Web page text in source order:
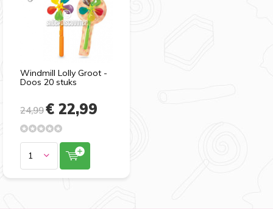
Windmill Lolly Groot -
Doos 20 stuks
24,99€ 22,99